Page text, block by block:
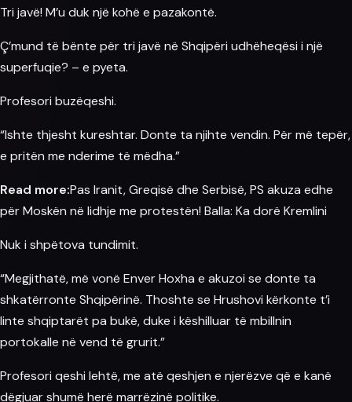
Tri javë! M’u duk një kohë e pazakontë.
Ç’mund të bënte për tri javë në Shqipëri udhëheqësi i një
superfuqie? – e pyeta.
Profesori buzëqeshi.
“Ishte thjesht kureshtar. Donte ta njihte vendin. Për më tepër,
e pritën me nderime të mëdha.”
Read more:Pas Iranit, Greqisë dhe Serbisë, PS akuza edhe
për Moskën në lidhje me protestën! Balla: Ka dorë Kremlini
Nuk i shpëtova tundimit.
“Megjithatë, më vonë Enver Hoxha e akuzoi se donte ta
shkatërronte Shqipërinë. Thoshte se Hrushovi kërkonte t’i
linte shqiptarët pa bukë, duke i këshilluar të mbillnin
portokalle në vend të grurit.”
Profesori qeshi lehtë, me atë qeshjen e njerëzve që e kanë
dëgjuar shumë herë marrëzinë politike.